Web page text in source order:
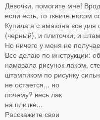
Девочки, помогите мне!
если есть, то ткните носом
Купила я с амазона все
(черный), и плиточки, и
Но ничего у меня не
Все делаю по инструкции:
намазала рисунок лаком,
штампиком по рисунку
не остается... но
почему? весь лак
на плитке...
Расскажите свои